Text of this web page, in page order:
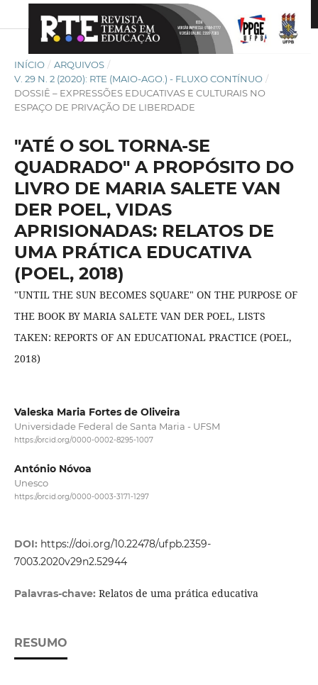
INÍCIO / ARQUIVOS /
V. 29 N. 2 (2020): RTE (MAIO-AGO.) - FLUXO CONTÍNUO /
DOSSIÊ – EXPRESSÕES EDUCATIVAS E CULTURAIS NO
ESPAÇO DE PRIVAÇÃO DE LIBERDADE
"ATÉ O SOL TORNA-SE
QUADRADO" A PROPÓSITO DO
LIVRO DE MARIA SALETE VAN
DER POEL, VIDAS
APRISIONADAS: RELATOS DE
UMA PRÁTICA EDUCATIVA
(POEL, 2018)
"UNTIL THE SUN BECOMES SQUARE" ON THE PURPOSE OF
THE BOOK BY MARIA SALETE VAN DER POEL, LISTS
TAKEN: REPORTS OF AN EDUCATIONAL PRACTICE (POEL,
2018)
Valeska Maria Fortes de Oliveira
Universidade Federal de Santa Maria - UFSM
https://orcid.org/0000-0002-8295-1007
António Nóvoa
Unesco
https://orcid.org/0000-0003-3171-1297
DOI: https://doi.org/10.22478/ufpb.2359-
7003.2020v29n2.52944
Palavras-chave: Relatos de uma prática educativa
RESUMO